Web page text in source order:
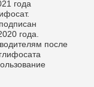
года
года.
после